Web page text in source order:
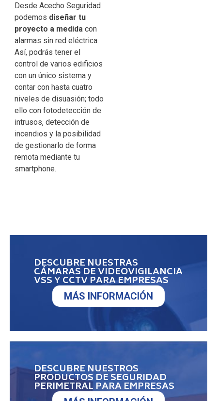
Desde Acecho Seguridad
podemos diseñar tu
proyecto a medida con
alarmas sin red eléctrica.
Así, podrás tener el
control de varios edificios
con un único sistema y
contar con hasta cuatro
niveles de disuasión; todo
ello con fotodetección de
intrusos, detección de
incendios y la posibilidad
de gestionarlo de forma
remota mediante tu
smartphone.
DESCUBRE NUESTRAS
CÁMARAS DE VIDEOVIGILANCIA
VSS Y CCTV PARA EMPRESAS
MÁS INFORMACIÓN
DESCUBRE NUESTROS
PRODUCTOS DE SEGURIDAD
PERIMETRAL PARA EMPRESAS